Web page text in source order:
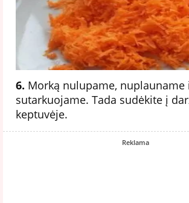
6. Morką nulupame, nuplauname
sutarkuojame. Tada sudėkite į
keptuvėje.
Reklama